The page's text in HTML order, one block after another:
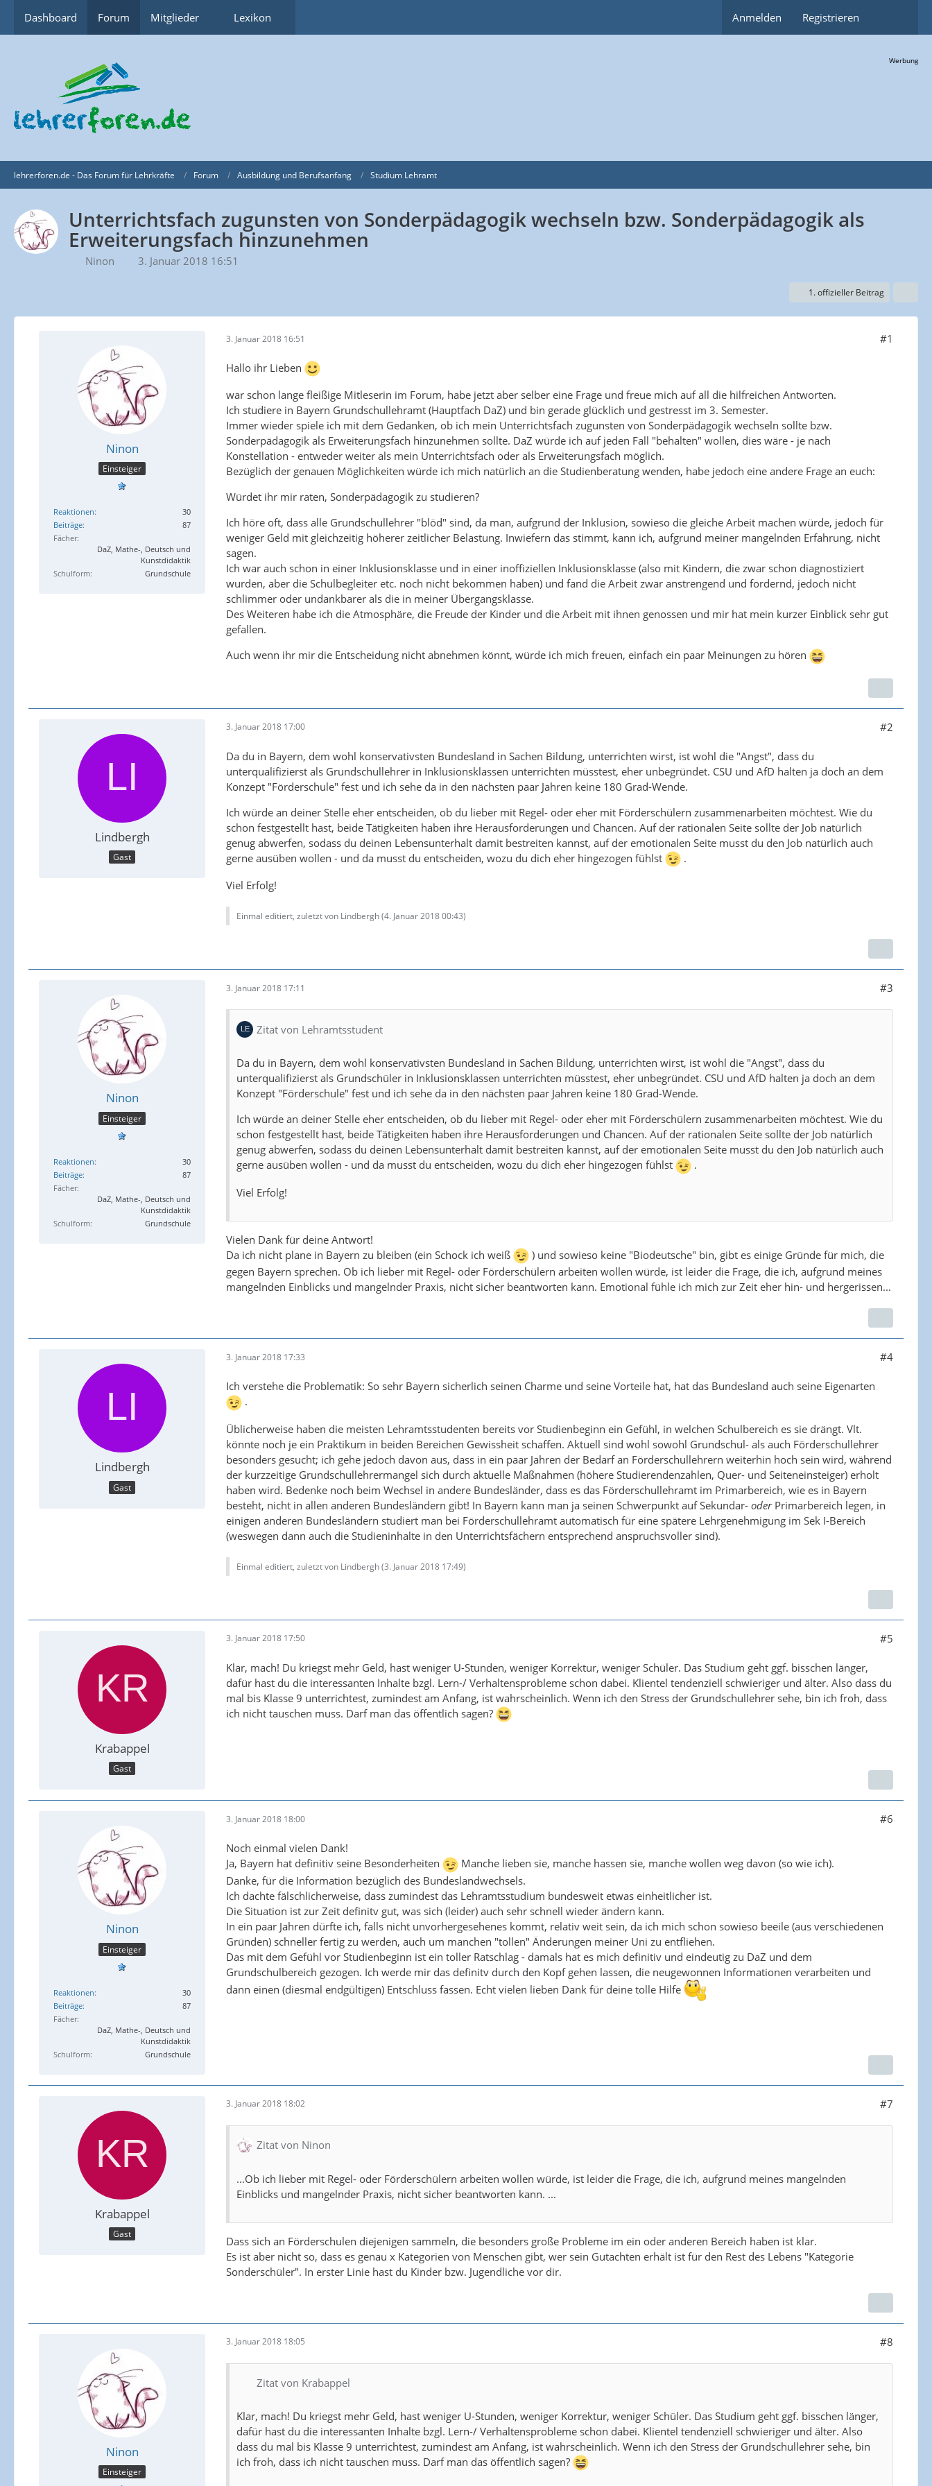
Dashboard Forum Mitglieder Lexikon Anmelden Registrieren
Werbung
lehrerforen.de - Das Forum für Lehrkräfte Forum Ausbildung und Berufsanfang Studium Lehramt
Unterrichtsfach zugunsten von Sonderpädagogik wechseln bzw. Sonderpädagogik als
Erweiterungsfach hinzunehmen
Ninon 3. Januar 2018 16:51
1. offizieller Beitrag
Ninon
Einsteiger
Reaktionen
30
Beiträge
87
Fächer
DaZ, Mathe-, Deutsch und
Kunstdidaktik
Schulform
Grundschule
3. Januar 2018 16:51 #1
Hallo ihr Lieben
war schon lange fleißige Mitleserin im Forum, habe jetzt aber selber eine Frage und freue mich auf all die hilfreichen Antworten.
Ich studiere in Bayern Grundschullehramt (Hauptfach DaZ) und bin gerade glücklich und gestresst im 3. Semester.
Immer wieder spiele ich mit dem Gedanken, ob ich mein Unterrichtsfach zugunsten von Sonderpädagogik wechseln sollte bzw.
Sonderpädagogik als Erweiterungsfach hinzunehmen sollte. DaZ würde ich auf jeden Fall "behalten" wollen, dies wäre - je nach
Konstellation - entweder weiter als mein Unterrichtsfach oder als Erweiterungsfach möglich.
Bezüglich der genauen Möglichkeiten würde ich mich natürlich an die Studienberatung wenden, habe jedoch eine andere Frage an euch:
Würdet ihr mir raten, Sonderpädagogik zu studieren?
Ich höre oft, dass alle Grundschullehrer "blöd" sind, da man, aufgrund der Inklusion, sowieso die gleiche Arbeit machen würde, jedoch für
weniger Geld mit gleichzeitig höherer zeitlicher Belastung. Inwiefern das stimmt, kann ich, aufgrund meiner mangelnden Erfahrung, nicht
sagen.
Ich war auch schon in einer Inklusionsklasse und in einer inoffiziellen Inklusionsklasse (also mit Kindern, die zwar schon diagnostiziert
wurden, aber die Schulbegleiter etc. noch nicht bekommen haben) und fand die Arbeit zwar anstrengend und fordernd, jedoch nicht
schlimmer oder undankbarer als die in meiner Übergangsklasse.
Des Weiteren habe ich die Atmosphäre, die Freude der Kinder und die Arbeit mit ihnen genossen und mir hat mein kurzer Einblick sehr gut
gefallen.
Auch wenn ihr mir die Entscheidung nicht abnehmen könnt, würde ich mich freuen, einfach ein paar Meinungen zu hören
Lindbergh
Gast
3. Januar 2018 17:00 #2
Da du in Bayern, dem wohl konservativsten Bundesland in Sachen Bildung, unterrichten wirst, ist wohl die "Angst", dass du
unterqualifizierst als Grundschullehrer in Inklusionsklassen unterrichten müsstest, eher unbegründet. CSU und AfD halten ja doch an dem
Konzept "Förderschule" fest und ich sehe da in den nächsten paar Jahren keine 180 Grad-Wende.
Ich würde an deiner Stelle eher entscheiden, ob du lieber mit Regel- oder eher mit Förderschülern zusammenarbeiten möchtest. Wie du
schon festgestellt hast, beide Tätigkeiten haben ihre Herausforderungen und Chancen. Auf der rationalen Seite sollte der Job natürlich
genug abwerfen, sodass du deinen Lebensunterhalt damit bestreiten kannst, auf der emotionalen Seite musst du den Job natürlich auch
gerne ausüben wollen - und da musst du entscheiden, wozu du dich eher hingezogen fühlst
.
Viel Erfolg!
Einmal editiert, zuletzt von Lindbergh (4. Januar 2018 00:43)
Ninon
Einsteiger
Reaktionen
30
Beiträge
87
Fächer
DaZ, Mathe-, Deutsch und
Kunstdidaktik
Schulform
Grundschule
3. Januar 2018 17:11 #3
Zitat von Lehramtsstudent
Da du in Bayern, dem wohl konservativsten Bundesland in Sachen Bildung, unterrichten wirst, ist wohl die "Angst", dass du
unterqualifizierst als Grundschüler in Inklusionsklassen unterrichten müsstest, eher unbegründet. CSU und AfD halten ja doch an dem
Konzept "Förderschule" fest und ich sehe da in den nächsten paar Jahren keine 180 Grad-Wende.
Ich würde an deiner Stelle eher entscheiden, ob du lieber mit Regel- oder eher mit Förderschülern zusammenarbeiten möchtest. Wie du
schon festgestellt hast, beide Tätigkeiten haben ihre Herausforderungen und Chancen. Auf der rationalen Seite sollte der Job natürlich
genug abwerfen, sodass du deinen Lebensunterhalt damit bestreiten kannst, auf der emotionalen Seite musst du den Job natürlich auch
gerne ausüben wollen - und da musst du entscheiden, wozu du dich eher hingezogen fühlst
.
Viel Erfolg!
Vielen Dank für deine Antwort!
Da ich nicht plane in Bayern zu bleiben (ein Schock ich weiß
) und sowieso keine "Biodeutsche" bin, gibt es einige Gründe für mich, die
gegen Bayern sprechen. Ob ich lieber mit Regel- oder Förderschülern arbeiten wollen würde, ist leider die Frage, die ich, aufgrund meines
mangelnden Einblicks und mangelnder Praxis, nicht sicher beantworten kann. Emotional fühle ich mich zur Zeit eher hin- und hergerissen...
Lindbergh
Gast
3. Januar 2018 17:33 #4
Ich verstehe die Problematik: So sehr Bayern sicherlich seinen Charme und seine Vorteile hat, hat das Bundesland auch seine Eigenarten
.
Üblicherweise haben die meisten Lehramtsstudenten bereits vor Studienbeginn ein Gefühl, in welchen Schulbereich es sie drängt. Vlt.
könnte noch je ein Praktikum in beiden Bereichen Gewissheit schaffen. Aktuell sind wohl sowohl Grundschul- als auch Förderschullehrer
besonders gesucht; ich gehe jedoch davon aus, dass in ein paar Jahren der Bedarf an Förderschullehrern weiterhin hoch sein wird, während
der kurzzeitige Grundschullehrermangel sich durch aktuelle Maßnahmen (höhere Studierendenzahlen, Quer- und Seiteneinsteiger) erholt
haben wird. Bedenke noch beim Wechsel in andere Bundesländer, dass es das Förderschullehramt im Primarbereich, wie es in Bayern
besteht, nicht in allen anderen Bundesländern gibt! In Bayern kann man ja seinen Schwerpunkt auf Sekundar- oder Primarbereich legen, in
einigen anderen Bundesländern studiert man bei Förderschullehramt automatisch für eine spätere Lehrgenehmigung im Sek I-Bereich
(weswegen dann auch die Studieninhalte in den Unterrichtsfächern entsprechend anspruchsvoller sind).
Einmal editiert, zuletzt von Lindbergh (3. Januar 2018 17:49)
Krabappel
Gast
3. Januar 2018 17:50 #5
Klar, mach! Du kriegst mehr Geld, hast weniger U-Stunden, weniger Korrektur, weniger Schüler. Das Studium geht ggf. bisschen länger,
dafür hast du die interessanten Inhalte bzgl. Lern-/ Verhaltensprobleme schon dabei. Klientel tendenziell schwieriger und älter. Also dass du
mal bis Klasse 9 unterrichtest, zumindest am Anfang, ist wahrscheinlich. Wenn ich den Stress der Grundschullehrer sehe, bin ich froh, dass
ich nicht tauschen muss. Darf man das öffentlich sagen?
Ninon
Einsteiger
Reaktionen
30
Beiträge
87
Fächer
DaZ, Mathe-, Deutsch und
Kunstdidaktik
Schulform
Grundschule
3. Januar 2018 18:00 #6
Noch einmal vielen Dank!
Ja, Bayern hat definitiv seine Besonderheiten
Manche lieben sie, manche hassen sie, manche wollen weg davon (so wie ich).
Danke, für die Information bezüglich des Bundeslandwechsels.
Ich dachte fälschlicherweise, dass zumindest das Lehramtsstudium bundesweit etwas einheitlicher ist.
Die Situation ist zur Zeit definitv gut, was sich (leider) auch sehr schnell wieder ändern kann.
In ein paar Jahren dürfte ich, falls nicht unvorhergesehenes kommt, relativ weit sein, da ich mich schon sowieso beeile (aus verschiedenen
Gründen) schneller fertig zu werden, auch um manchen "tollen" Änderungen meiner Uni zu entfliehen.
Das mit dem Gefühl vor Studienbeginn ist ein toller Ratschlag - damals hat es mich definitiv und eindeutig zu DaZ und dem
Grundschulbereich gezogen. Ich werde mir das definitv durch den Kopf gehen lassen, die neugewonnen Informationen verarbeiten und
dann einen (diesmal endgültigen) Entschluss fassen. Echt vielen lieben Dank für deine tolle Hilfe
Krabappel
Gast
3. Januar 2018 18:02 #7
Zitat von Ninon
...Ob ich lieber mit Regel- oder Förderschülern arbeiten wollen würde, ist leider die Frage, die ich, aufgrund meines mangelnden
Einblicks und mangelnder Praxis, nicht sicher beantworten kann. ...
Dass sich an Förderschulen diejenigen sammeln, die besonders große Probleme im ein oder anderen Bereich haben ist klar.
Es ist aber nicht so, dass es genau x Kategorien von Menschen gibt, wer sein Gutachten erhält ist für den Rest des Lebens "Kategorie
Sonderschüler". In erster Linie hast du Kinder bzw. Jugendliche vor dir.
Ninon
Einsteiger
3. Januar 2018 18:05 #8
Zitat von Krabappel
Klar, mach! Du kriegst mehr Geld, hast weniger U-Stunden, weniger Korrektur, weniger Schüler. Das Studium geht ggf. bisschen länger,
dafür hast du die interessanten Inhalte bzgl. Lern-/ Verhaltensprobleme schon dabei. Klientel tendenziell schwieriger und älter. Also
dass du mal bis Klasse 9 unterrichtest, zumindest am Anfang, ist wahrscheinlich. Wenn ich den Stress der Grundschullehrer sehe, bin
ich froh, dass ich nicht tauschen muss. Darf man das öffentlich sagen?